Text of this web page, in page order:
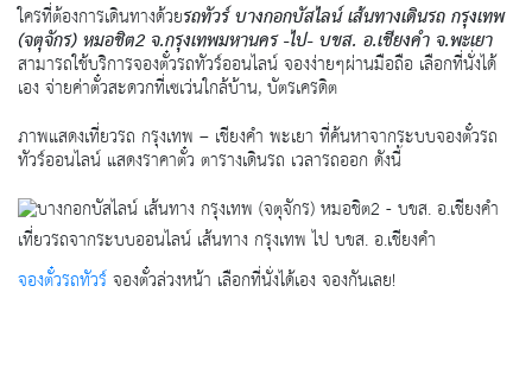
ใครที่ต้องการเดินทางด้วยรถทัวร์ บางกอกบัสไลน์ เส้นทางเดินรถ กรุงเทพ
(จตุจักร) หมอชิต2 จ.กรุงเทพมหานคร -ไป- บขส. อ.เชียงคำ จ.พะเยา
สามารถใช้บริการจองตั๋วรถทัวร์ออนไลน์ จองง่ายๆผ่านมือถือ เลือกที่นั่งได้
เอง จ่ายค่าตั๋วสะดวกที่เซเว่นใกล้บ้าน, บัตรเครดิต
ภาพแสดงเที่ยวรถ กรุงเทพ – เชียงคำ พะเยา ที่ค้นหาจากระบบจองตั๋วรถ
ทัวร์ออนไลน์ แสดงราคาตั๋ว ตารางเดินรถ เวลารถออก ดังนี้
เที่ยวรถจากระบบออนไลน์ เส้นทาง กรุงเทพ ไป บขส. อ.เชียงคำ
จองตั๋วรถทัวร์จองตั๋วล่วงหน้า เลือกที่นั่งได้เอง จองกันเลย!